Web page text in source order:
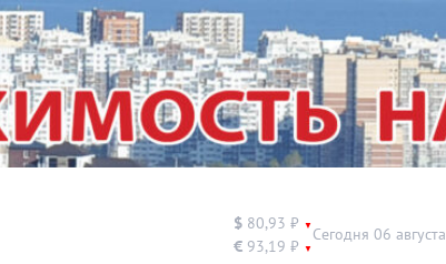
$ 80,93 ₽ ▼
€ 93,19 ₽ ▼
Сегодня 06 августа